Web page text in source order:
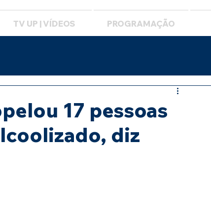
TV UP | VÍDEOS PROGRAMAÇÃO
17 pessoas
diz